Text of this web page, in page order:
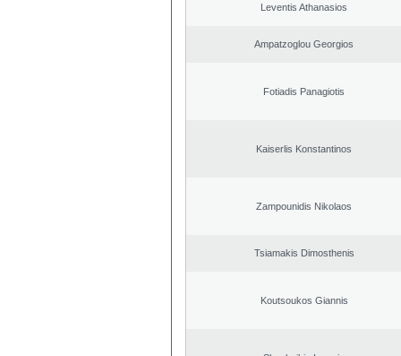
Leventis Athanasios
Ampatzoglou Georgios
Fotiadis Panagiotis
Kaiserlis Konstantinos
Zampounidis Nikolaos
Tsiamakis Dimosthenis
Koutsoukos Giannis